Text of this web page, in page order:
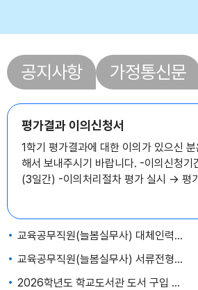
공지사항 가정통신문
평가결과 이의신청서
1학기 평가결과에 대한 이의가 있으신
해서 보내주시기 바랍니다. -이의신청
(3일간) -이의처리절차 평가 실시 → 평가 결과 통지및 이의신
교육공무직원(늘봄실무사) 대체인력 최종합격자 발표 및 채용후보자 등록 공고(적성초)
교육공무직원(늘봄실무사) 서류전형 합격자 결정 및 면접시험 시행계획 공고
2026학년도 학교도서관 도서 구입 목록 공개